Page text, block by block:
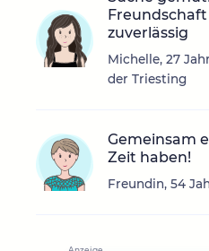
zuverlässig
Michelle, 27
der Triesting
Gemeinsam
Zeit haben!
Freundin, 54